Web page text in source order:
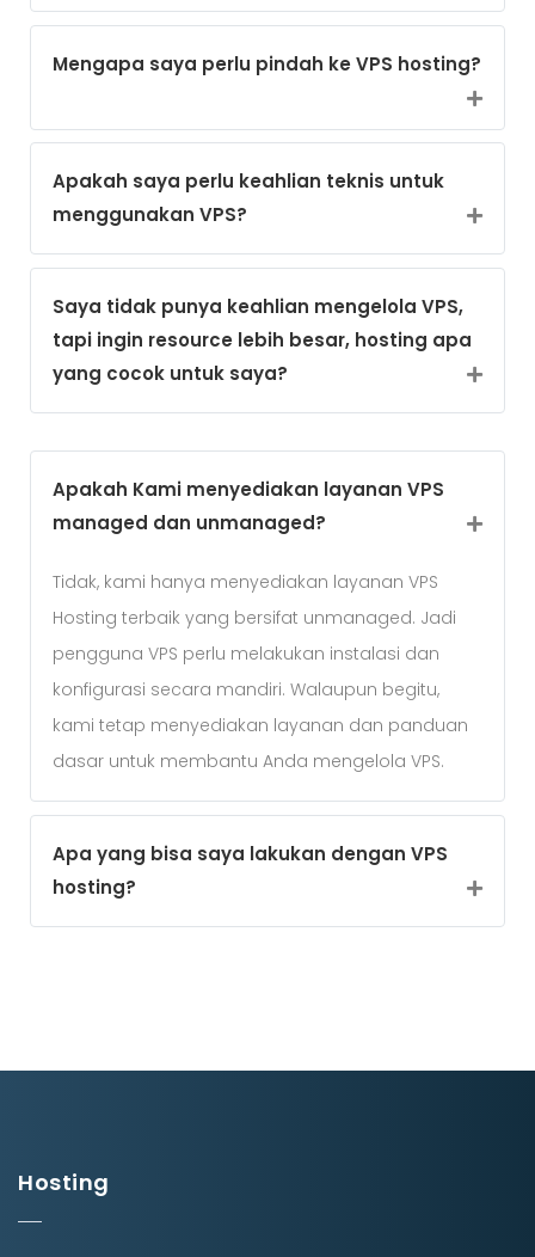
Mengapa saya perlu pindah ke VPS hosting?
Apakah saya perlu keahlian teknis untuk
menggunakan VPS?
Saya tidak punya keahlian mengelola VPS,
tapi ingin resource lebih besar, hosting apa
yang cocok untuk saya?
Apakah Kami menyediakan layanan VPS
managed dan unmanaged?
Tidak, kami hanya menyediakan layanan VPS
Hosting terbaik yang bersifat unmanaged. Jadi
pengguna VPS perlu melakukan instalasi dan
konfigurasi secara mandiri. Walaupun begitu,
kami tetap menyediakan layanan dan panduan
dasar untuk membantu Anda mengelola VPS.
Apa yang bisa saya lakukan dengan VPS
hosting?
Hosting